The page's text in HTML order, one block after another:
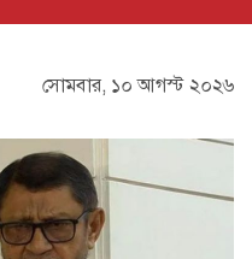
সোমবার, ১০ আগস্ট ২০২৬